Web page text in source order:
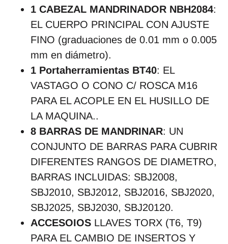
1 CABEZAL MANDRINADOR NBH2084:
EL CUERPO PRINCIPAL CON AJUSTE
FINO (graduaciones de 0.01 mm o 0.005
mm en diámetro).
1 Portaherramientas BT40: EL
VASTAGO O CONO C/ ROSCA M16
PARA EL ACOPLE EN EL HUSILLO DE
LA MAQUINA..
8 BARRAS DE MANDRINAR: UN
CONJUNTO DE BARRAS PARA CUBRIR
DIFERENTES RANGOS DE DIAMETRO,
BARRAS INCLUIDAS: SBJ2008,
SBJ2010, SBJ2012, SBJ2016, SBJ2020,
SBJ2025, SBJ2030, SBJ20120.
ACCESOIOS LLAVES TORX (T6, T9)
PARA EL CAMBIO DE INSERTOS Y